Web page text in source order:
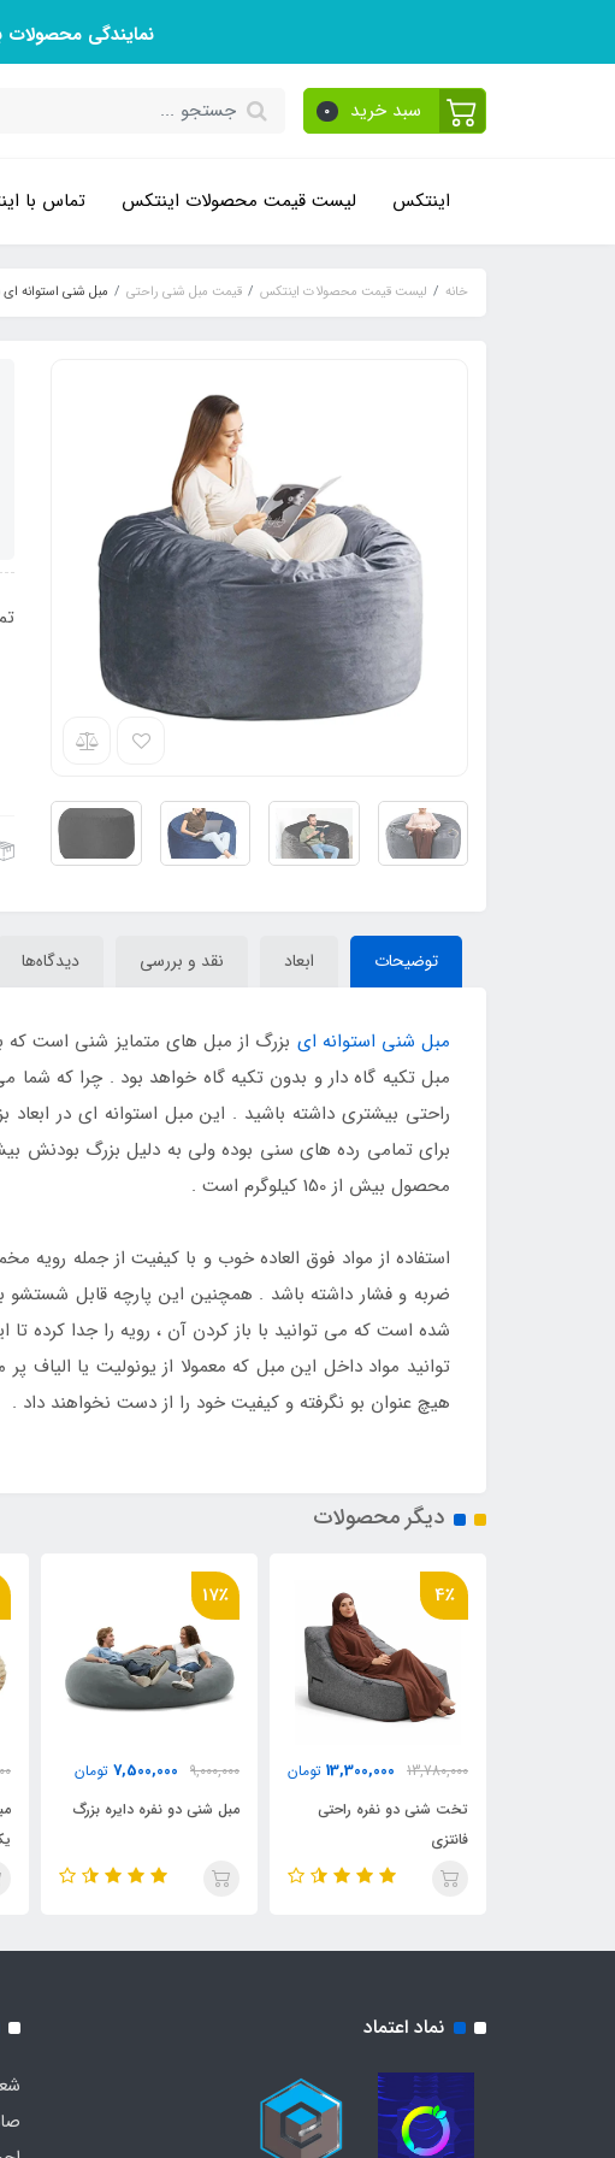
نمایندگی
سبد خرید 0
اینتکس لیست قیمت محصولات اینتکس تماس با
خانه لیست قیمت محصولات اینتکس قیمت مبل شنی راحتی مبل شنی استوانه
توضیحات ابعاد نقد و بررسی دیدگاه‌ها
مبل شنی استوانه ای بزرگ از مبل های متمایز شنی است که
مبل تکیه گاه دار و بدون تکیه گاه خواهد بود . چرا که
راحتی بیشتری داشته باشید . این مبل استوانه ای در
برای تمامی رده های سنی بوده ولی به دلیل بزرگ بودنش
محصول بیش از 150 کیلوگرم است .
استفاده از مواد فوق العاده خوب و با کیفیت از جمله
ضربه و فشار داشته باشد . همچنین این پارچه قابل
شده است که می توانید با باز کردن آن ، رویه را جدا کرده تا
توانید مواد داخل این مبل که معمولا از یونولیت یا
هیچ عنوان بو نگرفته و کیفیت خود را از دست نخواهند داد .
دیگر محصولات
4٪
13,780,000
13,300,000 تومان
تخت شنی دو نفره راحتی
فانتزی
17٪
9,000,000
7,500,000 تومان
مبل شنی دو نفره دایره بزرگ
نماد اعتماد